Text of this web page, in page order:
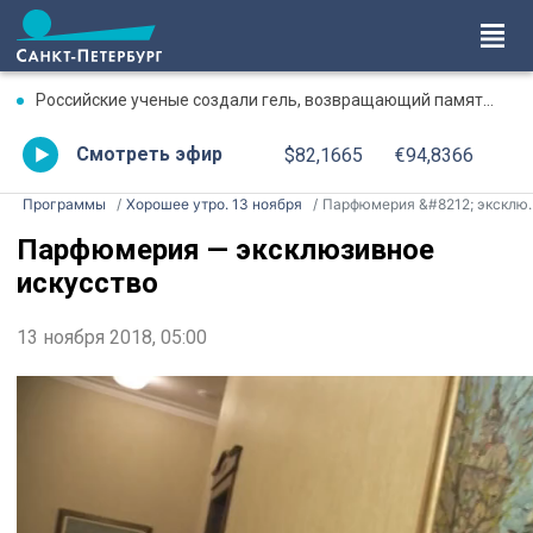
Российские ученые создали гель, возвращающий память после травмы
Смотреть эфир $82,1665 €94,8366
Программы Хорошее утро. 13 ноября Парфюмерия &#8212; эксклюзивное искусство
Парфюмерия — эксклюзивное
искусство
13 ноября 2018, 05:00